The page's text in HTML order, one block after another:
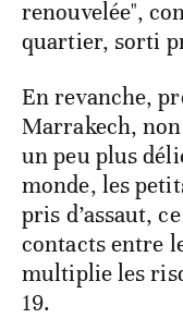
renouvelée",
quartier, sorti
En revanche,
Marrakech,
un peu plus
monde, les
pris d’assaut,
contacts entre
multiplie les
19.